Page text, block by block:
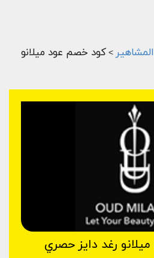
> كود خصم عود ميلانو
رغد دايز حصري